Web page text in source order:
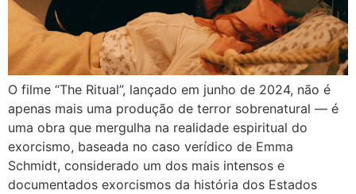
O filme “The Ritual”, lançado em junho de 2024, não é
apenas mais uma produção de terror sobrenatural — é
uma obra que mergulha na realidade espiritual do
exorcismo, baseada no caso verídico de Emma
Schmidt, considerado um dos mais intensos e
documentados exorcismos da história dos Estados